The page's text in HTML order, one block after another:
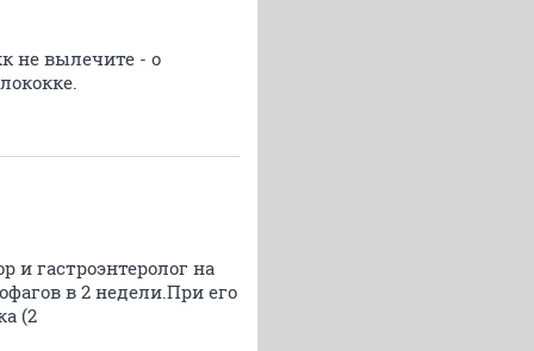
не вылечите - о
и гастроэнтеролог на
в 2 недели.При его
(2